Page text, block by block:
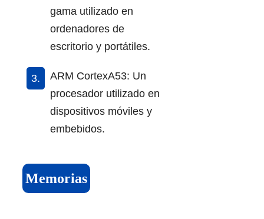
gama utilizado en
ordenadores de
escritorio y portátiles.
ARM CortexA53: Un
procesador utilizado en
dispositivos móviles y
embebidos.
Memorias